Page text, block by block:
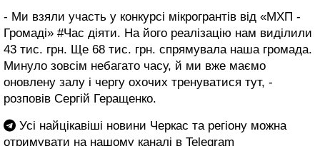
- Ми взяли участь у конкурсі мікрогрантів від «МХП -
Громаді» #Час діяти. На його реалізацію нам виділили
43 тис. грн. Ще 68 тис. грн. спрямувала наша громада.
Минуло зовсім небагато часу, й ми вже маємо
оновлену залу і чергу охочих тренуватися тут, -
розповів Сергій Геращенко.
Усі найцікавіші новини Черкас та регіону можна
отримувати на нашому каналі в Telegram